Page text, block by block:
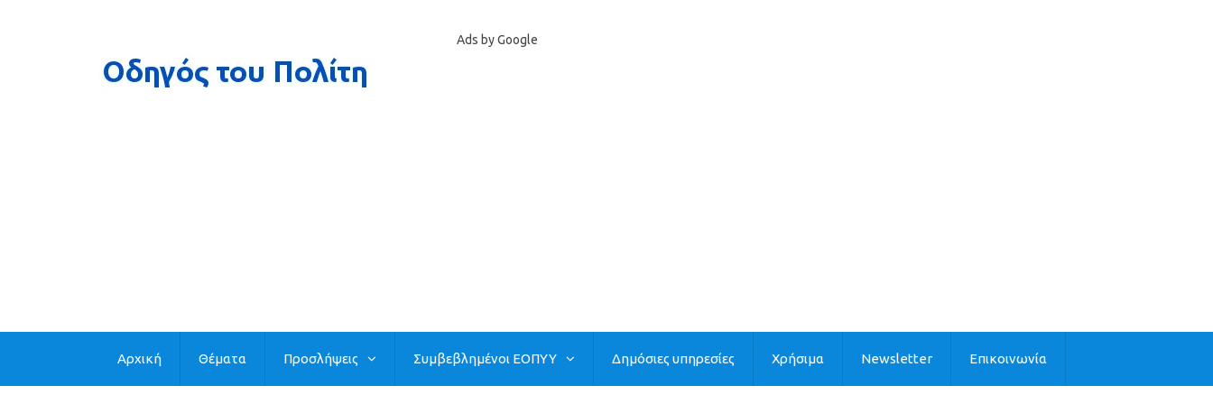
Ads by Google
Αρχική Θέματα Προσλήψεις Συμβεβλημένοι ΕΟΠΥΥ Δημόσιες υπηρεσίες Χρήσιμα Newsletter Επικοινωνία